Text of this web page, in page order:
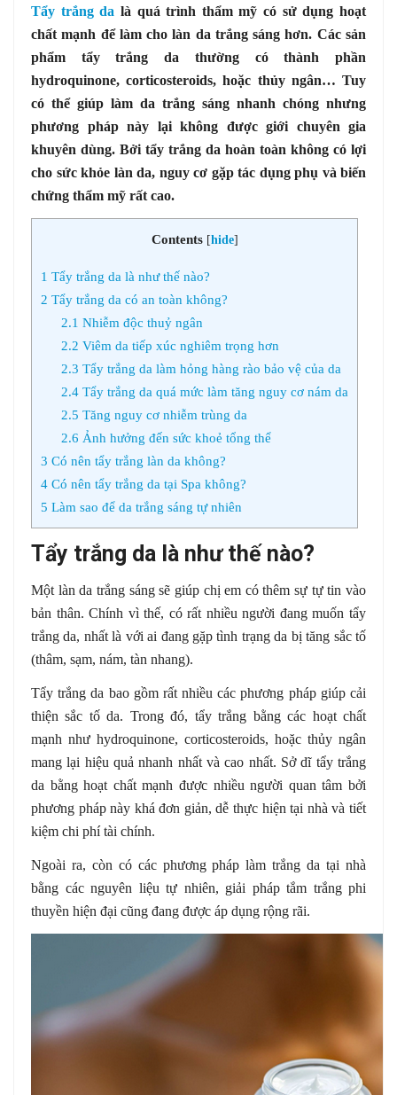
Tẩy trắng da là quá trình thẩm mỹ có sử dụng hoạt
chất mạnh để làm cho làn da trắng sáng hơn. Các sản
phẩm tẩy trắng da thường có thành phần
hydroquinone, corticosteroids, hoặc thủy ngân… Tuy
có thể giúp làm da trắng sáng nhanh chóng nhưng
phương pháp này lại không được giới chuyên gia
khuyên dùng. Bởi tẩy trắng da hoàn toàn không có lợi
cho sức khỏe làn da, nguy cơ gặp tác dụng phụ và biến
chứng thẩm mỹ rất cao.
Contents [hide]
1 Tẩy trắng da là như thế nào?
2 Tẩy trắng da có an toàn không?
2.1 Nhiễm độc thuỷ ngân
2.2 Viêm da tiếp xúc nghiêm trọng hơn
2.3 Tẩy trắng da làm hỏng hàng rào bảo vệ của da
2.4Tẩy trắng da quá mức làm tăng nguy cơ nám da
2.5 Tăng nguy cơ nhiễm trùng da
2.6 Ảnh hưởng đến sức khoẻ tổng thể
3 Có nên tẩy trắng làn da không?
4 Có nên tẩy trắng da tại Spa không?
5 Làm sao để da trắng sáng tự nhiên
Tẩy trắng da là như thế nào?
Một làn da trắng sáng sẽ giúp chị em có thêm sự tự tin vào
bản thân. Chính vì thế, có rất nhiều người đang muốn tẩy
trắng da, nhất là với ai đang gặp tình trạng da bị tăng sắc tố
(thâm, sạm, nám, tàn nhang).
Tẩy trắng da bao gồm rất nhiều các phương pháp giúp cải
thiện sắc tố da. Trong đó, tẩy trắng bằng các hoạt chất
mạnh như hydroquinone, corticosteroids, hoặc thủy ngân
mang lại hiệu quả nhanh nhất và cao nhất. Sở dĩ tẩy trắng
da bằng hoạt chất mạnh được nhiều người quan tâm bởi
phương pháp này khá đơn giản, dễ thực hiện tại nhà và tiết
kiệm chi phí tài chính.
Ngoài ra, còn có các phương pháp làm trắng da tại nhà
bằng các nguyên liệu tự nhiên, giải pháp tắm trắng phi
thuyền hiện đại cũng đang được áp dụng rộng rãi.